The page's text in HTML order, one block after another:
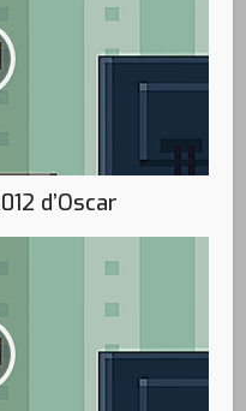
d’Oscar